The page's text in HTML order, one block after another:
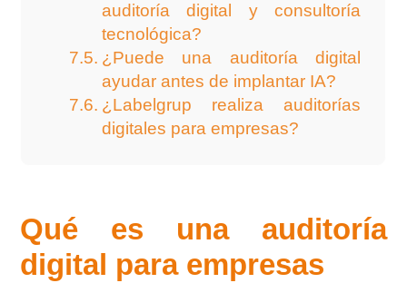
auditoría digital y consultoría
tecnológica?
¿Puede una auditoría digital
ayudar antes de implantar IA?
¿Labelgrup realiza auditorías
digitales para empresas?
Qué es una auditoría
digital para empresas